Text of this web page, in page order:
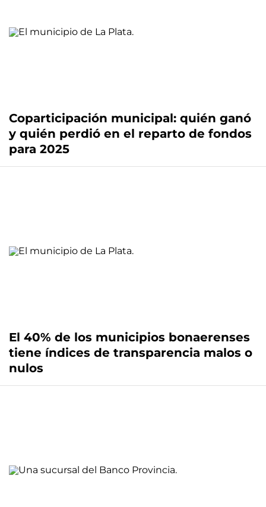
Coparticipación municipal: quién ganó
y quién perdió en el reparto de fondos
para 2025
El 40% de los municipios bonaerenses
tiene índices de transparencia malos o
nulos